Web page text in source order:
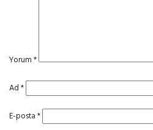
Yorum*
Ad*
E-posta*